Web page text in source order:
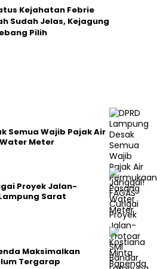
Kejahatan Febrie
Sudah Jelas, Kejagung
Pilih
Semua Wajib Pajak Air
Meter
Proyek Jalan-
Sarat
Maksimalkan
Tergarap